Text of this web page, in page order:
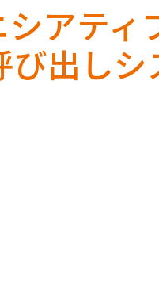
アティ
出し